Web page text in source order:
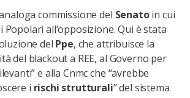
commissione del Senatoin cui
Popolari all’opposizione. Qui è stata
del Ppe, che attribuisce la
del blackout a REE, al Governo per
e alla Cnmc che “avrebbe
i rischi strutturali” del sistema